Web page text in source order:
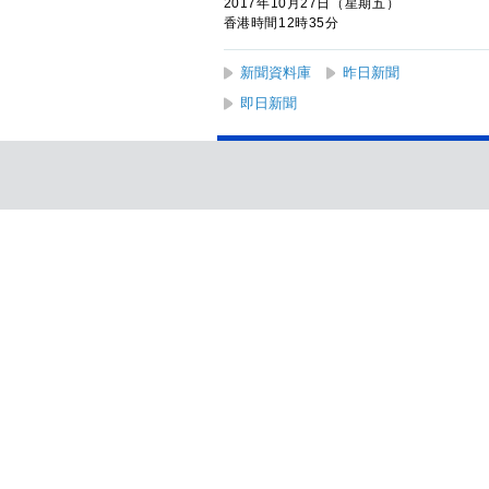
2017年10月27日（星期五）
香港時間12時35分
新聞資料庫 昨日新聞
即日新聞